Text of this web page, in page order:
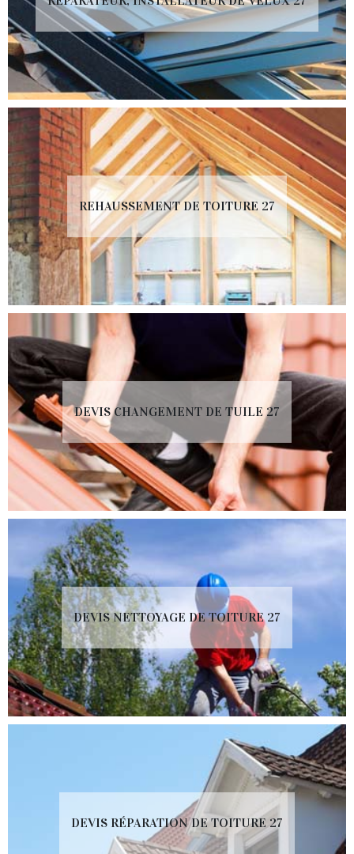
REHAUSSEMENT DE TOITURE 27
DEVIS CHANGEMENT DE TUILE 27
DEVIS NETTOYAGE DE TOITURE 27
DEVIS RÉPARATION DE TOITURE 27